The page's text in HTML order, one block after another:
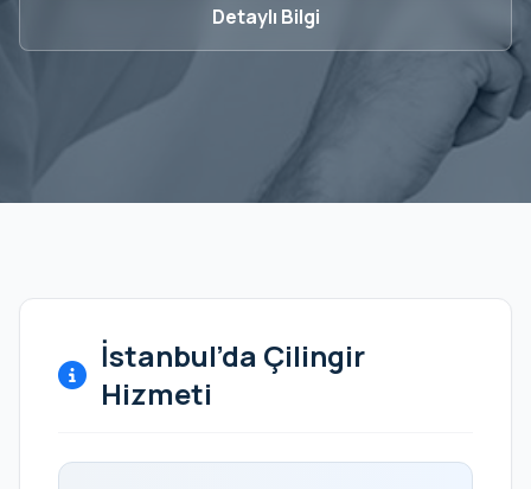
Detaylı Bilgi
İstanbul’da Çilingir
Hizmeti